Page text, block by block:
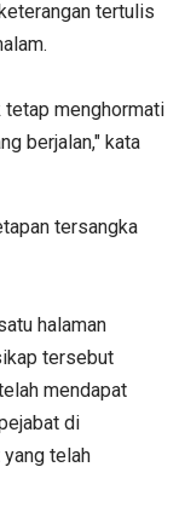
tertulis
tetap menghormati
berjalan," kata
tersangka
halaman
tersebut
mendapat
di
telah